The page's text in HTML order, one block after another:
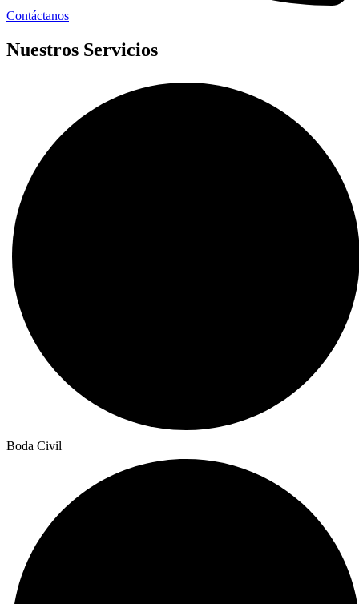
Contáctanos
Nuestros Servicios
Boda Civil